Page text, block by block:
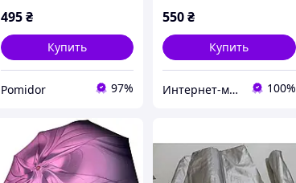
495₴
Купить
Pomidor 97%
550₴
Купить
Интернет-магазин "Дешевле Нет" 100%